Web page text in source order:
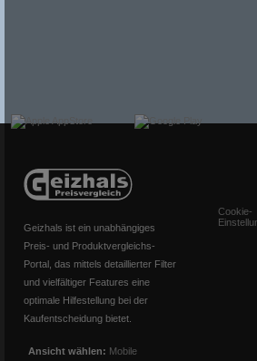
Geizhals ist ein unabhängiges
Preis- und Produktvergleichs-
Portal, das mittels detaillierter Filter
und vielfältiger Features eine
optimale Hilfestellung bei der
Kaufentscheidung bietet.
Ansicht wählen: Mobile
Cookie-